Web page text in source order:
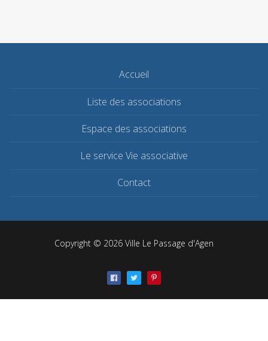
Accueil
Liste des associations
Espace des associations
Le service Vie associative
Contact
Copyright © 2026 Ville Le Passage d'Agen